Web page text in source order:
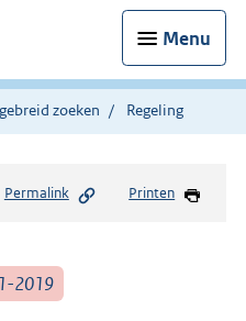
Menu
zoeken Regeling
Permalink Printen
2019